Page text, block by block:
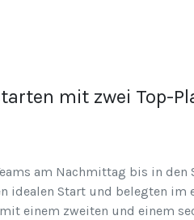
mit zwei Top-
am Nachmittag bis in
idealen Start und belegten im
einem zweiten und einem